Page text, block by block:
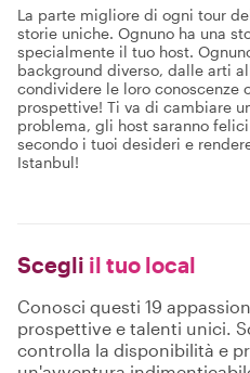
La parte migliore di ogni tour
storie uniche. Ognuno ha una
specialmente il tuo host.
background diverso, dalle arti
condividere le loro conoscenze
prospettive! Ti va di cambiare
problema, gli host saranno
secondo i tuoi desideri e
Istanbul!
Scegli il tuo local
Conosci questi 19
prospettive e talenti unici.
controlla la disponibilità e